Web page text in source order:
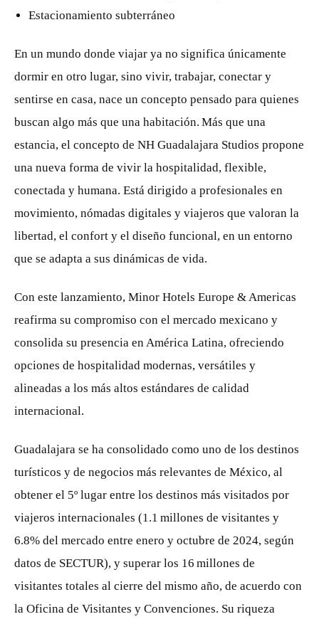
Estacionamiento subterráneo
En un mundo donde viajar ya no significa únicamente
dormir en otro lugar, sino vivir, trabajar, conectar y
sentirse en casa, nace un concepto pensado para quienes
buscan algo más que una habitación. Más que una
estancia, el concepto de NH Guadalajara Studios propone
una nueva forma de vivir la hospitalidad, flexible,
conectada y humana. Está dirigido a profesionales en
movimiento, nómadas digitales y viajeros que valoran la
libertad, el confort y el diseño funcional, en un entorno
que se adapta a sus dinámicas de vida.
Con este lanzamiento, Minor Hotels Europe & Americas
reafirma su compromiso con el mercado mexicano y
consolida su presencia en América Latina, ofreciendo
opciones de hospitalidad modernas, versátiles y
alineadas a los más altos estándares de calidad
internacional.
Guadalajara se ha consolidado como uno de los destinos
turísticos y de negocios más relevantes de México, al
obtener el 5º lugar entre los destinos más visitados por
viajeros internacionales (1.1 millones de visitantes y
6.8% del mercado entre enero y octubre de 2024, según
datos de SECTUR), y superar los 16 millones de
visitantes totales al cierre del mismo año, de acuerdo con
la Oficina de Visitantes y Convenciones. Su riqueza